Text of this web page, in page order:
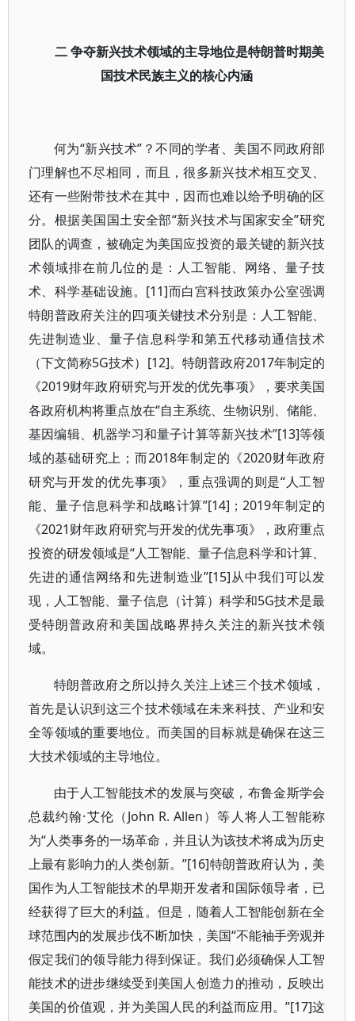
二 争夺新兴技术领域的主导地位是特朗普时期美
国技术民族主义的核心内涵
何为“新兴技术”？不同的学者、美国不同政府部
门理解也不尽相同，而且，很多新兴技术相互交叉、
还有一些附带技术在其中，因而也难以给予明确的区
分。根据美国国土安全部“新兴技术与国家安全”研究
团队的调查，被确定为美国应投资的最关键的新兴技
术领域排在前几位的是：人工智能、网络、量子技
术、科学基础设施。[11]而白宫科技政策办公室强调
特朗普政府关注的四项关键技术分别是：人工智能、
先进制造业、量子信息科学和第五代移动通信技术
（下文简称5G技术）[12]。特朗普政府2017年制定的
《2019财年政府研究与开发的优先事项》，要求美国
各政府机构将重点放在“自主系统、生物识别、储能、
基因编辑、机器学习和量子计算等新兴技术”[13]等领
域的基础研究上；而2018年制定的《2020财年政府
研究与开发的优先事项》，重点强调的则是“人工智
能、量子信息科学和战略计算”[14]；2019年制定的
《2021财年政府研究与开发的优先事项》，政府重点
投资的研发领域是“人工智能、量子信息科学和计算、
先进的通信网络和先进制造业”[15]从中我们可以发
现，人工智能、量子信息（计算）科学和5G技术是最
受特朗普政府和美国战略界持久关注的新兴技术领
域。
特朗普政府之所以持久关注上述三个技术领域，
首先是认识到这三个技术领域在未来科技、产业和安
全等领域的重要地位。而美国的目标就是确保在这三
大技术领域的主导地位。
由于人工智能技术的发展与突破，布鲁金斯学会
总裁约翰·艾伦（John R. Allen）等人将人工智能称
为“人类事务的一场革命，并且认为该技术将成为历史
上最有影响力的人类创新。”[16]特朗普政府认为，美
国作为人工智能技术的早期开发者和国际领导者，已
经获得了巨大的利益。但是，随着人工智能创新在全
球范围内的发展步伐不断加快，美国“不能袖手旁观并
假定我们的领导能力得到保证。我们必须确保人工智
能技术的进步继续受到美国人创造力的推动，反映出
美国的价值观，并为美国人民的利益而应用。”[17]这